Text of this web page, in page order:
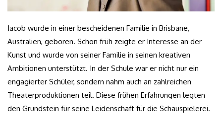
Jacob wurde in einer bescheidenen Familie in Brisbane,
Australien, geboren. Schon früh zeigte er Interesse an der
Kunst und wurde von seiner Familie in seinen kreativen
Ambitionen unterstützt. In der Schule war er nicht nur ein
engagierter Schüler, sondern nahm auch an zahlreichen
Theaterproduktionen teil. Diese frühen Erfahrungen legten
den Grundstein für seine Leidenschaft für die Schauspielerei.